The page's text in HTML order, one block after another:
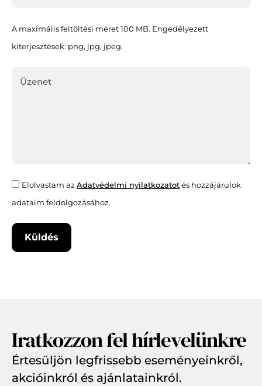
A maximális feltöltési méret 100 MB. Engedélyezett
kiterjesztések: png, jpg, jpeg.
Elolvastam az Adatvédelmi nyilatkozatotés hozzájárulok
adataim feldolgozásához.
Küldés
Iratkozzon fel hírlevelünkre
Értesüljön legfrissebb eseményeinkről,
akcióinkról és ajánlatainkról.